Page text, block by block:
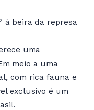
à beira da represa
uma
meio a uma
com rica fauna e
exclusivo é um